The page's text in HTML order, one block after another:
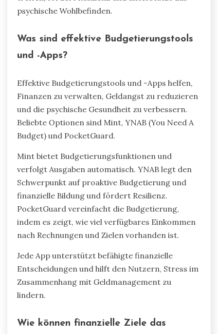
lindert Stress im Zusammenhang mit finanzieller
finanzieller Bildung niedrigere Angstniveaus
erleben, da sie sich mehr Kontrolle über ihre
finanzielle Situation fühlen. Dieses Wissen
treffen, fördert Resilienz und unterstützt das
psychische Wohlbefinden.
Was sind effektive Budgetierungstools
und -Apps?
Effektive Budgetierungstools und -Apps helfen,
Finanzen zu verwalten, Geldangst zu reduzieren
und die psychische Gesundheit zu verbessern.
Beliebte Optionen sind Mint, YNAB (You Need A
Budget) und PocketGuard.
verfolgt Ausgaben automatisch. YNAB legt den
Schwerpunkt auf proaktive Budgetierung und
finanzielle Bildung und fördert Resilienz.
PocketGuard vereinfacht die Budgetierung,
nach Rechnungen und Zielen vorhanden ist.